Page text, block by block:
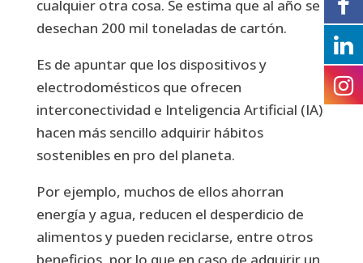
cualquier otra cosa. Se estima que al año se
desechan 200 mil toneladas de cartón.
Es de apuntar que los dispositivos y
electrodomésticos que ofrecen
interconectividad e Inteligencia Artificial (IA)
hacen más sencillo adquirir hábitos
sostenibles en pro del planeta.
Por ejemplo, muchos de ellos ahorran
energía y agua, reducen el desperdicio de
alimentos y pueden reciclarse, entre otros